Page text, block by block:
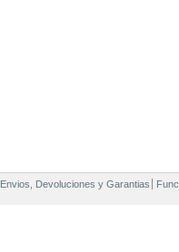
Envios, Devoluciones y Garantias